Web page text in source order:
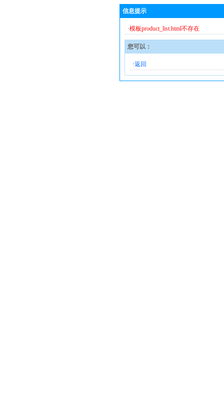
信息提示
·模板product_list.html不存在
您可以：
·返回